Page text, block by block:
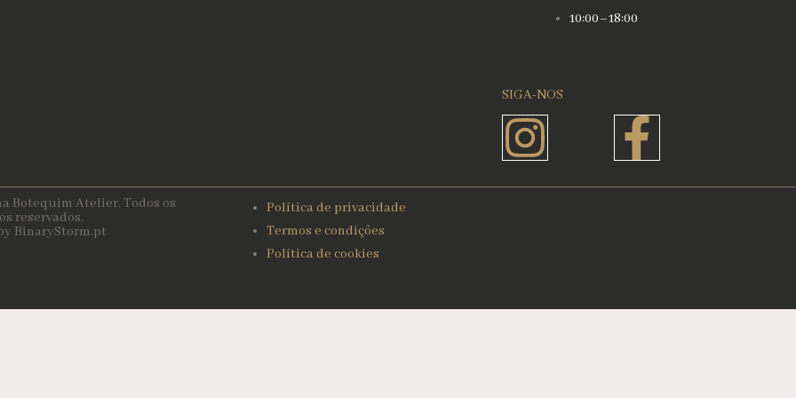
10:00–18:00
SIGA-NOS
Instagram
f
Botequim Atelier. Todos os
reservados.
BinaryStorm.pt
Política de privacidade
Termos e condições
Política de cookies